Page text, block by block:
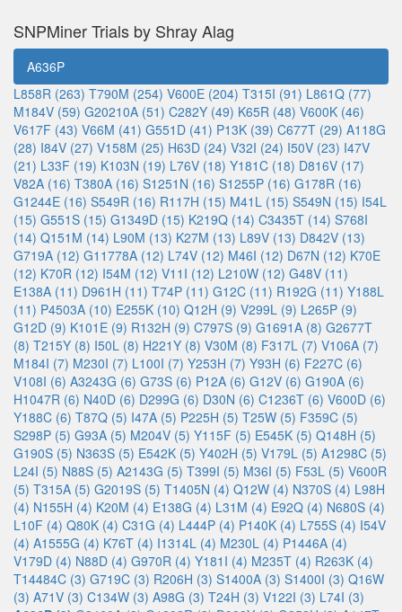
SNPMiner Trials by Shray Alag
A636P
L858R (263) T790M (254) V600E (204) T315I (91) L861Q (77)
M184V (59) G20210A (51) C282Y (49) K65R (48) V600K (46)
V617F (43) V66M (41) G551D (41) P13K (39) C677T (29) A118G
(28) I84V (27) V158M (25) H63D (24) V32I (24) I50V (23) I47V
(21) L33F (19) K103N (19) L76V (18) Y181C (18) D816V (17)
V82A (16) T380A (16) S1251N (16) S1255P (16) G178R (16)
G1244E (16) S549R (16) R117H (15) M41L (15) S549N (15) I54L
(15) G551S (15) G1349D (15) K219Q (14) C3435T (14) S768I
(14) Q151M (14) L90M (13) K27M (13) L89V (13) D842V (13)
G719A (12) G11778A (12) L74V (12) M46I (12) D67N (12) K70E
(12) K70R (12) I54M (12) V11I (12) L210W (12) G48V (11)
E138A (11) D961H (11) T74P (11) G12C (11) R192G (11) Y188L
(11) P4503A (10) E255K (10) Q12H (9) V299L (9) L265P (9)
G12D (9) K101E (9) R132H (9) C797S (9) G1691A (8) G2677T
(8) T215Y (8) I50L (8) H221Y (8) V30M (8) F317L (7) V106A (7)
M184I (7) M230I (7) L100I (7) Y253H (7) Y93H (6) F227C (6)
V108I (6) A3243G (6) G73S (6) P12A (6) G12V (6) G190A (6)
H1047R (6) N40D (6) D299G (6) D30N (6) C1236T (6) V600D (6)
Y188C (6) T87Q (5) I47A (5) P225H (5) T25W (5) F359C (5)
S298P (5) G93A (5) M204V (5) Y115F (5) E545K (5) Q148H (5)
G190S (5) N363S (5) E542K (5) Y402H (5) V179L (5) A1298C (5)
L24I (5) N88S (5) A2143G (5) T399I (5) M36I (5) F53L (5) V600R
(5) T315A (5) G2019S (5) T1405N (4) Q12W (4) N370S (4) L98H
(4) N155H (4) K20M (4) E138G (4) L31M (4) E92Q (4) N680S (4)
L10F (4) Q80K (4) C31G (4) L444P (4) P140K (4) L755S (4) I54V
(4) A1555G (4) K76T (4) I1314L (4) M230L (4) P1446A (4)
V179D (4) N88D (4) G970R (4) Y181I (4) M235T (4) R263K (4)
T14484C (3) G719C (3) R206H (3) S1400A (3) S1400I (3) Q16W
(3) A71V (3) C134W (3) A98G (3) T24H (3) V122I (3) L74I (3)